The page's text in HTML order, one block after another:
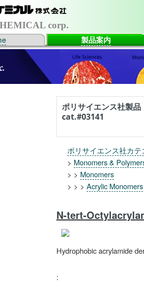
corp.
製品案内
ポリサイエンス社製品
cat.#03141
ポリサイエンス社カ
> Monomers &
> > Monomers
> > > Acrylic
N-tert-
Hydrophobic acrylamide
: